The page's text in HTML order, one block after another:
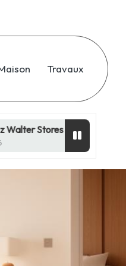
Travaux
à Kilstett : Votre Expert